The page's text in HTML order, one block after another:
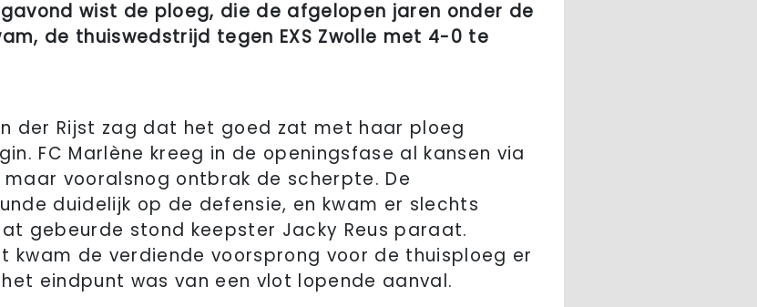
wist de ploeg, die de afgelopen jaren onder de
de thuiswedstrijd tegen EXS Zwolle met 4-0 te
der Rijst zag dat het goed zat met haar ploeg
FC Marlène kreeg in de openingsfase al kansen via
maar vooralsnog ontbrak de scherpte. De
duidelijk op de defensie, en kwam er slechts
gebeurde stond keepster Jacky Reus paraat.
kwam de verdiende voorsprong voor de thuisploeg er
eindpunt was van een vlot lopende aanval.